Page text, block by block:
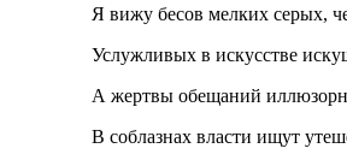
Я вижу бесов мелких серых,
Услужливых в искусстве
А жертвы обещаний
В соблазнах власти ищут